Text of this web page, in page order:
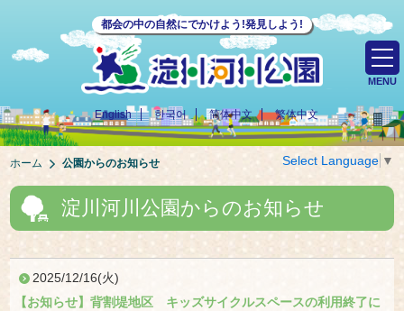
都会の中の自然にでかけよう!発見しよう!
English 한국어 简体中文 繁体中文
MENU
ホーム 公園からのお知らせ Select Language ▼
淀川河川公園からのお知らせ
2025/12/16(火)
【お知らせ】背割堤地区 キッズサイクルスペースの利用終了に